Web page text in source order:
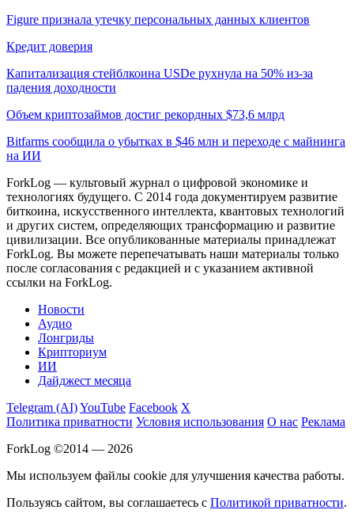
Figure признала утечку персональных данных клиентов
Кредит доверия
Капитализация стейблкоина USDe рухнула на 50% из-за
падения доходности
Объем криптозаймов достиг рекордных $73,6 млрд
Bitfarms сообщила о убытках в $46 млн и переходе с майнинга
на ИИ
ForkLog — культовый журнал о цифровой экономике и
технологиях будущего. С 2014 года документируем развитие
биткоина, искусственного интеллекта, квантовых технологий
и других систем, определяющих трансформацию и развитие
цивилизации. Все опубликованные материалы принадлежат
ForkLog. Вы можете перепечатывать наши материалы только
после согласования с редакцией и с указанием активной
ссылки на ForkLog.
Новости
Аудио
Лонгриды
Крипториум
ИИ
Дайджест месяца
Telegram (AI)YouTube Facebook X
Политика приватности Условия использования О нас Реклама
ForkLog ©2014 — 2026
Мы используем файлы cookie для улучшения качества работы.
Пользуясь сайтом, вы соглашаетесь с Политикой приватности.